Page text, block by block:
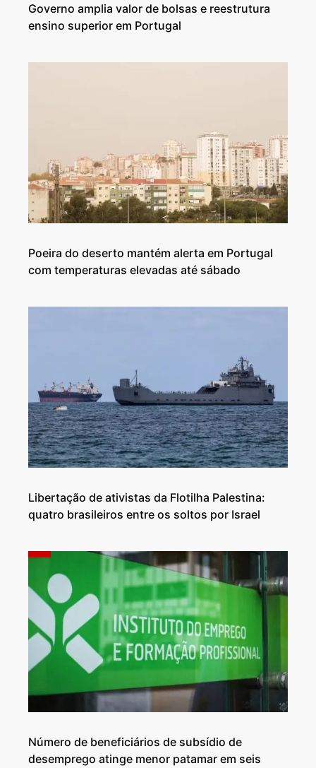
Governo amplia valor de bolsas e reestrutura
ensino superior em Portugal
Poeira do deserto mantém alerta em Portugal
com temperaturas elevadas até sábado
Libertação de ativistas da Flotilha Palestina:
quatro brasileiros entre os soltos por Israel
Número de beneficiários de subsídio de
desemprego atinge menor patamar em seis